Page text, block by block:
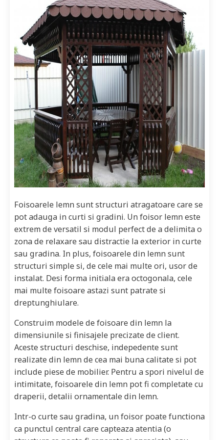
Foisoarele lemn sunt structuri atragatoare care se
pot adauga in curti si gradini. Un foisor lemn este
extrem de versatil si modul perfect de a delimita o
zona de relaxare sau distractie la exterior in curte
sau gradina. In plus, foisoarele din lemn sunt
structuri simple si, de cele mai multe ori, usor de
instalat. Desi forma initiala era octogonala, cele
mai multe foisoare astazi sunt patrate si
dreptunghiulare.
Construim modele de foisoare din lemn la
dimensiunile si finisajele precizate de client.
Aceste structuri deschise, indepedente sunt
realizate din lemn de cea mai buna calitate si pot
include piese de mobilier. Pentru a spori nivelul de
intimitate, foisoarele din lemn pot fi completate cu
draperii, detalii ornamentale din lemn.
Intr-o curte sau gradina, un foisor poate functiona
ca punctul central care capteaza atentia (o